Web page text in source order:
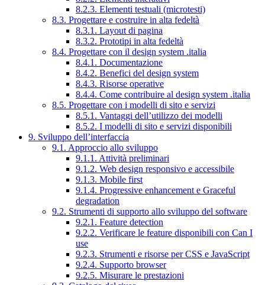
8.2.3. Elementi testuali (microtesti)
8.3. Progettare e costruire in alta fedeltà
8.3.1. Layout di pagina
8.3.2. Prototipi in alta fedeltà
8.4. Progettare con il design system .italia
8.4.1. Documentazione
8.4.2. Benefici del design system
8.4.3. Risorse operative
8.4.4. Come contribuire al design system .italia
8.5. Progettare con i modelli di sito e servizi
8.5.1. Vantaggi dell’utilizzo dei modelli
8.5.2. I modelli di sito e servizi disponibili
9. Sviluppo dell’interfaccia
9.1. Approccio allo sviluppo
9.1.1. Attività preliminari
9.1.2. Web design responsivo e accessibile
9.1.3. Mobile first
9.1.4. Progressive enhancement e Graceful
degradation
9.2. Strumenti di supporto allo sviluppo del software
9.2.1. Feature detection
9.2.2. Verificare le feature disponibili con Can I
use
9.2.3. Strumenti e risorse per CSS e JavaScript
9.2.4. Supporto browser
9.2.5. Misurare le prestazioni